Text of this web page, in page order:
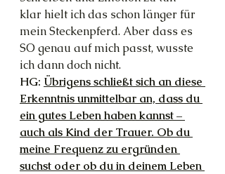
klar hielt ich das schon länger für
mein Steckenpferd. Aber dass es
SO genau auf mich passt, wusste
ich dann doch nicht.
HG: Übrigens schließt sich an diese
Erkenntnis unmittelbar an, dass du
ein gutes Leben haben kannst –
auch als Kind der Trauer. Ob du
meine Frequenz zu ergründen
suchst oder ob du in deinem Leben